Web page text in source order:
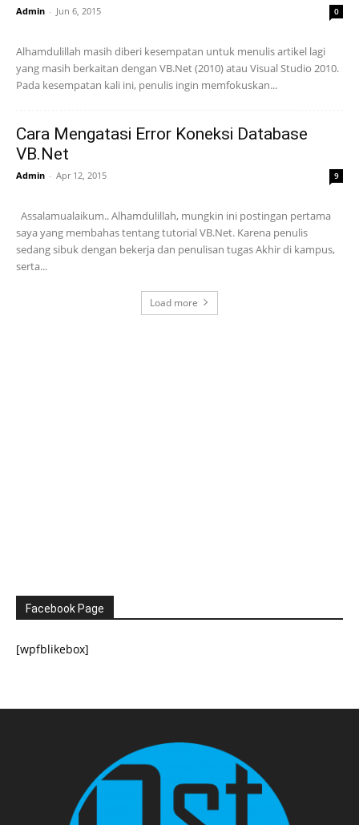
Admin - Jun 6, 2015 0
Alhamdulillah masih diberi kesempatan untuk menulis artikel lagi
yang masih berkaitan dengan VB.Net (2010) atau Visual Studio 2010.
Pada kesempatan kali ini, penulis ingin memfokuskan...
Cara Mengatasi Error Koneksi Database
VB.Net
Admin - Apr 12, 2015 9
Assalamualaikum.. Alhamdulillah, mungkin ini postingan pertama
saya yang membahas tentang tutorial VB.Net. Karena penulis
sedang sibuk dengan bekerja dan penulisan tugas Akhir di kampus,
serta...
Load more
Facebook Page
[wpfblikebox]